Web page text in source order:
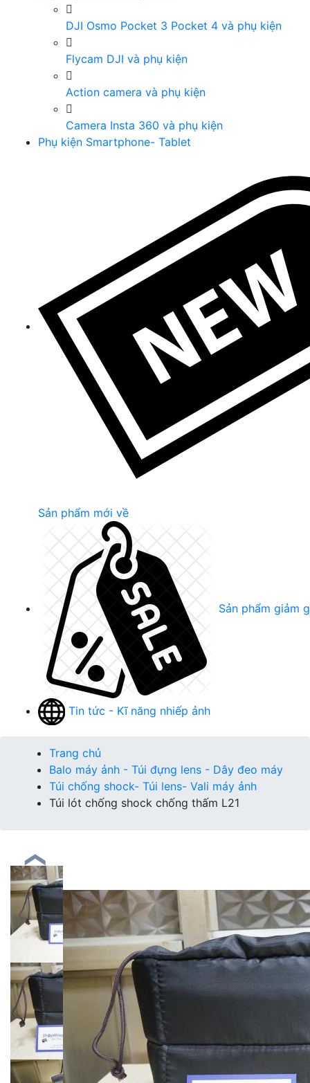
DJI Osmo Pocket 3 Pocket 4 và phụ kiện
Flycam DJI và phụ kiện
Action camera và phụ kiện
Camera Insta 360 và phụ kiện
Phụ kiện Smartphone- Tablet
Sản phẩm mới về
Sản phẩm giảm
Tin tức - Kĩ năng nhiếp ảnh
Trang chủ
Balo máy ảnh - Túi đựng lens - Dây đeo máy
Túi chống shock- Túi lens- Vali máy ảnh
Túi lót chống shock chống thấm L21
❮